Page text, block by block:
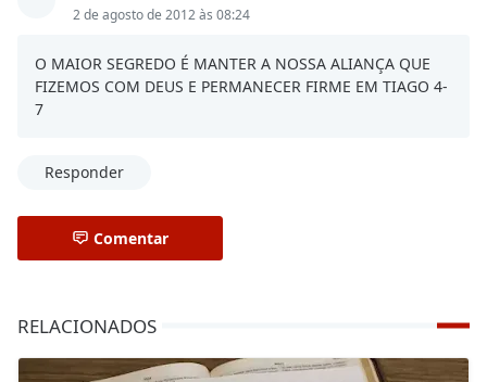
2 de agosto de 2012 às 08:24
O MAIOR SEGREDO É MANTER A NOSSA ALIANÇA QUE
FIZEMOS COM DEUS E PERMANECER FIRME EM TIAGO 4-
7
Responder
Comentar
RELACIONADOS